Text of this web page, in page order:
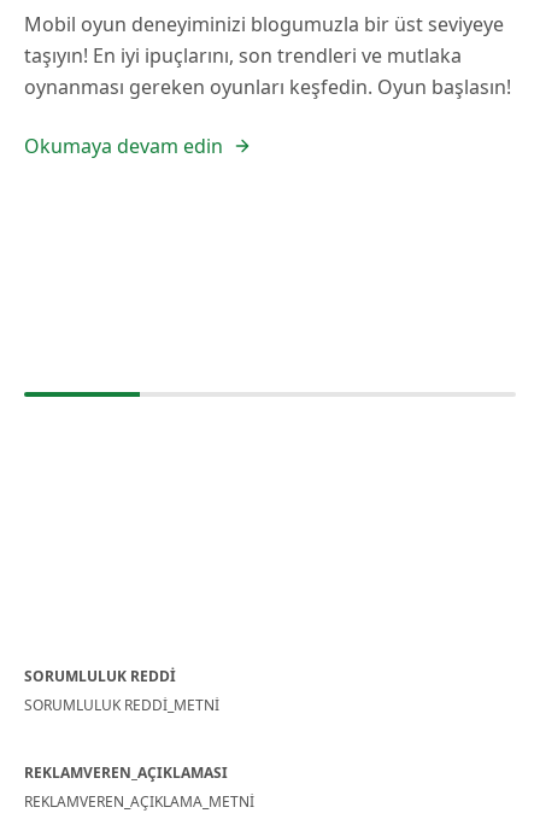
Mobil oyun deneyiminizi blogumuzla bir üst seviyeye
taşıyın! En iyi ipuçlarını, son trendleri ve mutlaka
oynanması gereken oyunları keşfedin. Oyun başlasın!
Okumaya devam edin
SORUMLULUK REDDİ
SORUMLULUK REDDİ_METNİ
REKLAMVEREN_AÇIKLAMASI
REKLAMVEREN_AÇIKLAMA_METNİ